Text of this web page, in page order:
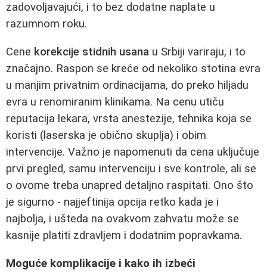
zadovoljavajući, i to bez dodatne naplate u
razumnom roku.
Cene korekcije stidnih usana u Srbiji variraju, i to
značajno. Raspon se kreće od nekoliko stotina evra
u manjim privatnim ordinacijama, do preko hiljadu
evra u renomiranim klinikama. Na cenu utiču
reputacija lekara, vrsta anestezije, tehnika koja se
koristi (laserska je obično skuplja) i obim
intervencije. Važno je napomenuti da cena uključuje
prvi pregled, samu intervenciju i sve kontrole, ali se
o ovome treba unapred detaljno raspitati. Ono što
je sigurno - najjeftinija opcija retko kada je i
najbolja, i ušteda na ovakvom zahvatu može se
kasnije platiti zdravljem i dodatnim popravkama.
Moguće komplikacije i kako ih izbeći